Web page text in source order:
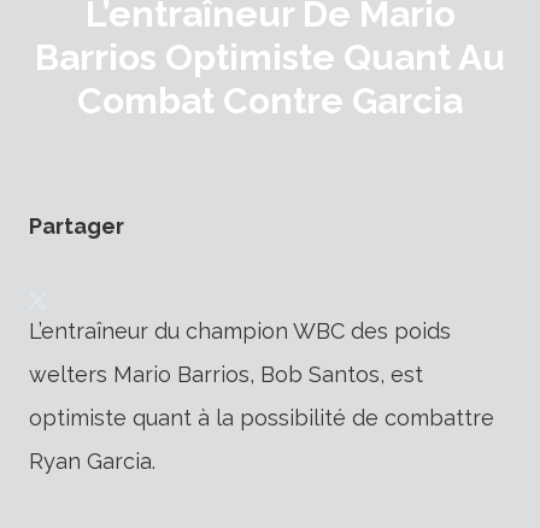
L’entraîneur De Mario
Barrios Optimiste Quant Au
Combat Contre Garcia
Partager
L’entraîneur du champion WBC des poids
welters Mario Barrios, Bob Santos, est
optimiste quant à la possibilité de combattre
Ryan Garcia.